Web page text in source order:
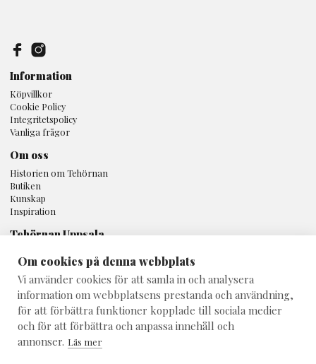
Om oss
Historien om Tehörnan
Butiken
Kunskap
Inspiration
Information
Köpvillkor
Cookie Policy
Integritetspolicy
Vanliga frågor
Tehörnan Uppsala
753 32 Uppsala
018 - 10 80 25
info@teshop.se
Om cookies på denna webbplats
Vi använder cookies för att samla in och analysera
information om webbplatsens prestanda och användning,
för att förbättra funktioner kopplade till sociala medier
och för att förbättra och anpassa innehåll och
annonser. Läs mer